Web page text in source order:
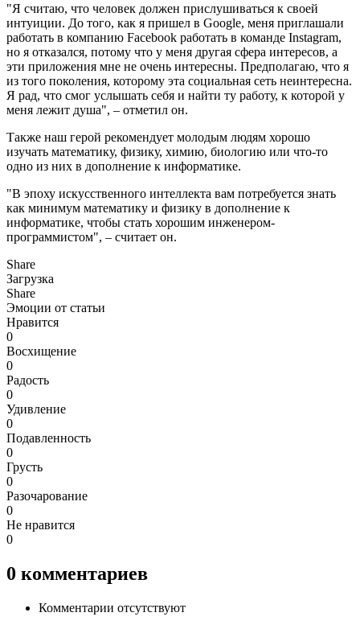
"Я считаю, что человек должен прислушиваться к своей
интуиции. До того, как я пришел в Google, меня приглашали
работать в компанию Facebook работать в команде Instagram,
но я отказался, потому что у меня другая сфера интересов, а
эти приложения мне не очень интересны. Предполагаю, что я
из того поколения, которому эта социальная сеть неинтересна.
Я рад, что смог услышать себя и найти ту работу, к которой у
меня лежит душа", – отметил он.
Также наш герой рекомендует молодым людям хорошо
изучать математику, физику, химию, биологию или что-то
одно из них в дополнение к информатике.
"В эпоху искусственного интеллекта вам потребуется знать
как минимум математику и физику в дополнение к
информатике, чтобы стать хорошим инженером-
программистом", – считает он.
Share
Загрузка
Share
Эмоции от статьи
Нравится
0
Восхищение
0
Радость
0
Удивление
0
Подавленность
0
Грусть
0
Разочарование
0
Не нравится
0
0 комментариев
Комментарии отсутствуют